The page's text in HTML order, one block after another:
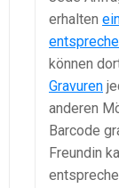
erhalten
können
Gravuren
anderen
Barcode
Freundin